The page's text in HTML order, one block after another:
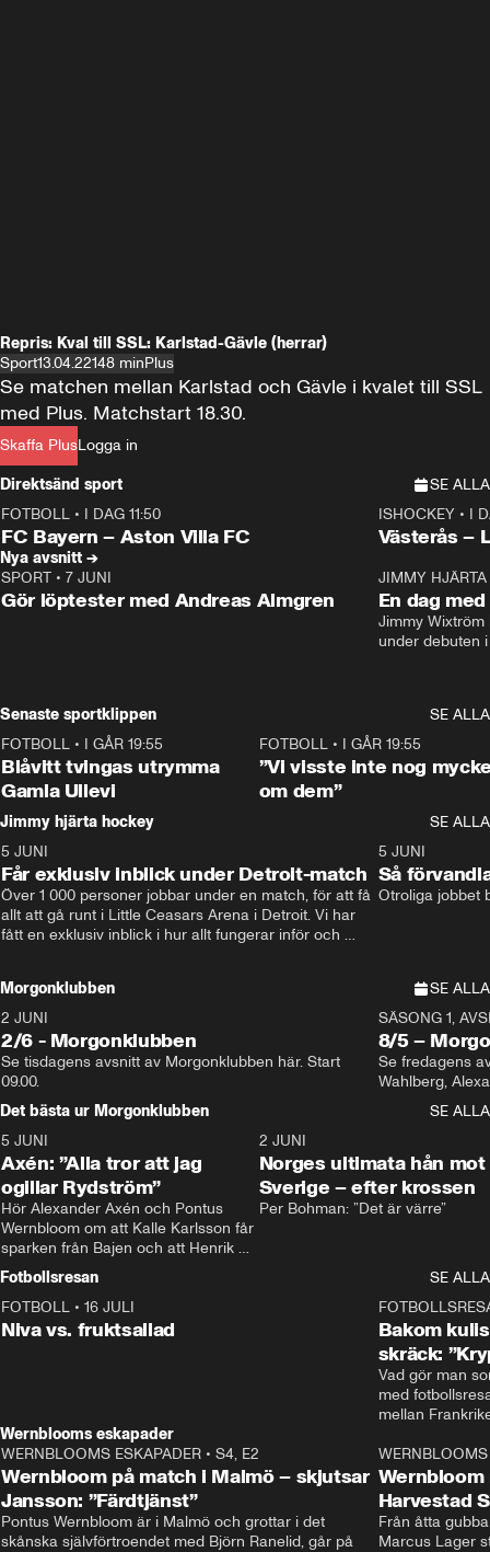
Repris: Kval till SSL: Karlstad-Gävle (herrar)
Sport13.04.22148 minPlus
Skaffa PlusLogga in
Se matchen mellan Karlstad och Gävle i kvalet till SSL
med Plus. Matchstart 18.30.
Direktsänd sport
SE ALLA
Plus
FOTBOLL • I DAG 11:50
FC Bayern – Aston Villa FC
Plus
ISHOCKEY• I
Västerås –
Nya avsnitt →
SPORT • 7 JUNI
Gör löptester med Andreas Almgren
JIMMY
En dag
Jimmy
under debuten
Senaste sportklippen
SE ALLA
FOTBOLL • I GÅR 19:55
Blåvitt tvingas utrymma
Gamla Ullevi
FOTBOLL• I GÅR 19:55
”Vi visste inte nog
om dem”
Jimmy hjärta hockey
SE ALLA
5 JUNI
Får exklusiv inblick under Detroit-match
Över 1 000 personer jobbar under en match, för att få
allt att gå runt i Little Ceasars Arena i Detroit. Vi har
fått en exklusiv inblick i hur allt fungerar inför och
5 JUNI
Så
Otroliga jobbet
Morgonklubben
SE ALLA
2 JUNI
2/6 - Morgonklubben
Se tisdagens avsnitt av Morgonklubben här. Start
SÄSONG 1,
8/5 –
Se fredagens
Det bästa ur Morgonklubben
SE ALLA
5 JUNI
Axén: ”Alla tror att jag
ogillar Rydström”
Hör Alexander Axén och Pontus
Wernbloom om att Kalle Karlsson får
sparken från Bajen och att Henrik
Rydström tar över
2 JUNI
Norges ultimata hån mot
Sverige – efter krossen
Per Bohman: ”Det är värre”
Fotbollsresan
SE ALLA
FOTBOLL • 16 JULI
Niva vs. fruktsallad
Bakom
skräck:
Vad gör man
med
Wernblooms eskapader
WERNBLOOMS ESKAPADER • S4, E2
Wernbloom på match i Malmö – skjutsar
Jansson: ”Färdtjänst”
Pontus Wernbloom är i Malmö och grottar i det
skånska självförtroendet med Björn Ranelid, går på
Harvestad
Från åtta
Marcus Lager